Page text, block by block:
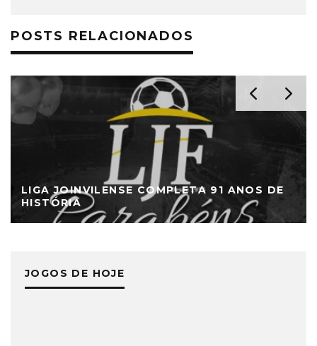
POSTS RELACIONADOS
LIGA JOINVILENSE COMPLETA 91 ANOS DE
HISTÓRIA
JOGOS DE HOJE